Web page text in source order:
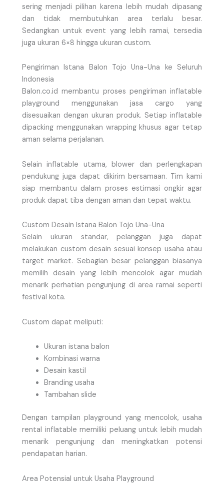
sering menjadi pilihan karena lebih mudah dipasang
dan tidak membutuhkan area terlalu besar.
Sedangkan untuk event yang lebih ramai, tersedia
juga ukuran 6×8 hingga ukuran custom.
Pengiriman Istana Balon Tojo Una-Una ke Seluruh
Indonesia
Balon.co.id membantu proses pengiriman inflatable
playground menggunakan jasa cargo yang
disesuaikan dengan ukuran produk. Setiap inflatable
dipacking menggunakan wrapping khusus agar tetap
aman selama perjalanan.
Selain inflatable utama, blower dan perlengkapan
pendukung juga dapat dikirim bersamaan. Tim kami
siap membantu dalam proses estimasi ongkir agar
produk dapat tiba dengan aman dan tepat waktu.
Custom Desain Istana Balon Tojo Una-Una
Selain ukuran standar, pelanggan juga dapat
melakukan custom desain sesuai konsep usaha atau
target market. Sebagian besar pelanggan biasanya
memilih desain yang lebih mencolok agar mudah
menarik perhatian pengunjung di area ramai seperti
festival kota.
Custom dapat meliputi:
Ukuran istana balon
Kombinasi warna
Desain kastil
Branding usaha
Tambahan slide
Dengan tampilan playground yang mencolok, usaha
rental inflatable memiliki peluang untuk lebih mudah
menarik pengunjung dan meningkatkan potensi
pendapatan harian.
Area Potensial untuk Usaha Playground